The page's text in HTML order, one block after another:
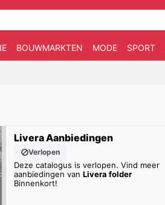
BOUWMARKTEN MODE SPORT
Livera Aanbiedingen
Verlopen
Deze catalogus is verlopen. Vind meer
aanbiedingen vanLivera folder
Binnenkort!